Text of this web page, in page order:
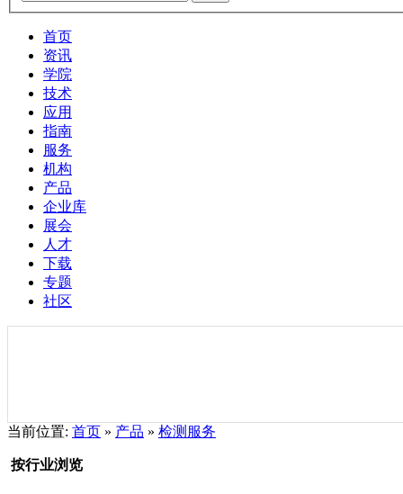
首页
资讯
学院
技术
应用
指南
服务
机构
产品
企业库
展会
人才
下载
专题
社区
当前位置: 首页 » 产品 » 检测服务
按行业浏览